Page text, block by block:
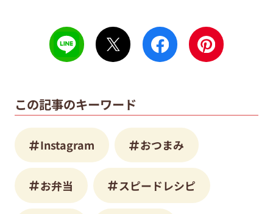
この記事のキーワード
Instagram おつまみ
お弁当 スピードレシピ